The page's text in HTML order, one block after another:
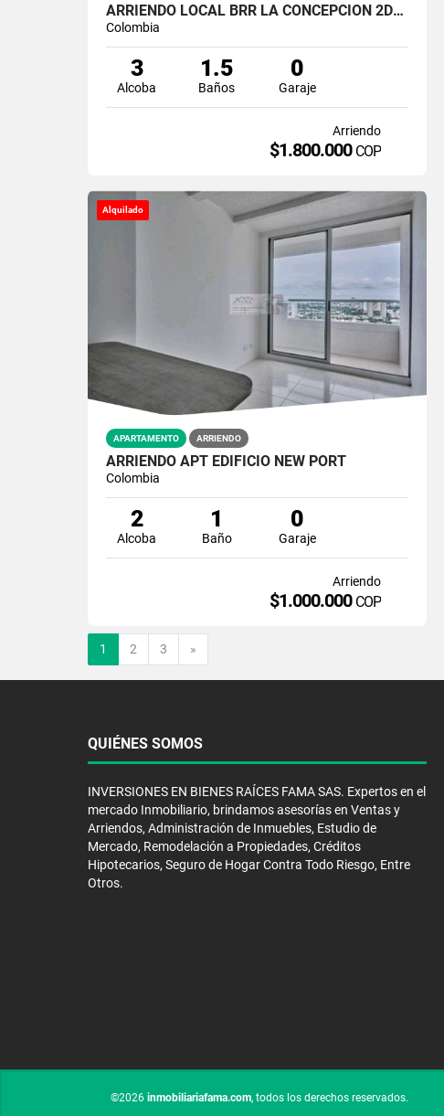
ARRIENDO LOCAL BRR LA CONCEPCION 2DO PISO
Colombia
3
Alcoba
1.5
Baños
0
Garaje
Arriendo
$1.800.000 COP
Alquilado
APARTAMENTO ARRIENDO
ARRIENDO APT EDIFICIO NEW PORT
Colombia
2
Alcoba
1
Baño
0
Garaje
Arriendo
$1.000.000 COP
1 2 3 »
QUIÉNES SOMOS
INVERSIONES EN BIENES RAÍCES FAMA SAS. Expertos en el
mercado Inmobiliario, brindamos asesorías en Ventas y
Arriendos, Administración de Inmuebles, Estudio de
Mercado, Remodelación a Propiedades, Créditos
Hipotecarios, Seguro de Hogar Contra Todo Riesgo, Entre
Otros.
©2026 inmobiliariafama.com, todos los derechos reservados.